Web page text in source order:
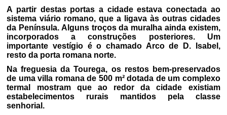
A partir destas portas a cidade estava conectada ao
sistema viário romano, que a ligava às outras cidades
da Península. Alguns troços da muralha ainda existem,
incorporados a construções posteriores. Um
importante vestígio é o chamado Arco de D. Isabel,
resto da porta romana norte.
Na freguesia da Tourega, os restos bem-preservados
de uma villa romana de 500 m² dotada de um complexo
termal mostram que ao redor da cidade existiam
estabelecimentos rurais mantidos pela classe
senhorial.